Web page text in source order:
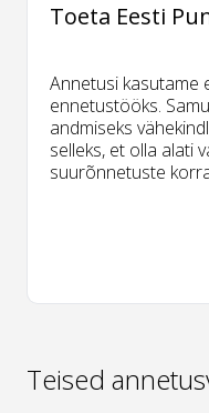
Toeta Eesti
Annetusi kasutame
ennetustööks.
andmiseks
selleks, et olla alati
suurõnnetuste
Teised